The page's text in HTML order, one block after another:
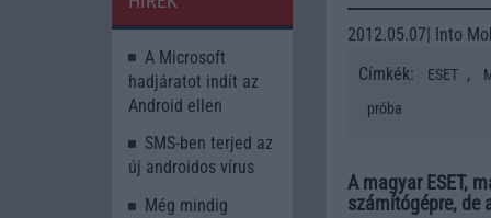
2012.05.07| Into
Címkék:
ESET ,
próba
A magyar ESET,
számítógépre, de
A Microsoft
hadjáratot indít az
Android ellen
SMS-ben terjed az
új androidos vírus
Még mindig